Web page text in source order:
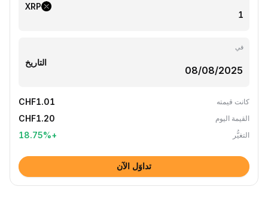
XRP
في
التاريخ
كانت قيمته CHF1.01
القيمة اليوم CHF1.20
التغيُّر +
18.75%
تداوَل الآن